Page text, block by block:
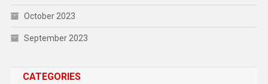
October 2023
September 2023
CATEGORIES